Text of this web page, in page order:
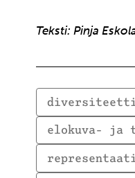
Teksti: Pinja
elokuva- ja